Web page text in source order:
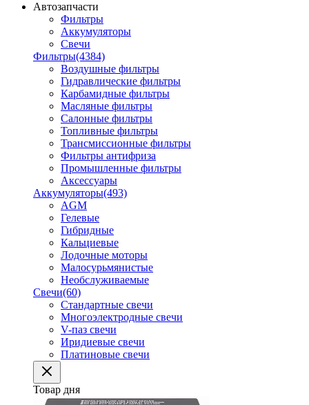
Автозапчасти
Фильтры
Аккумуляторы
Свечи
Фильтры(4384)
Воздушные фильтры
Гидравлические фильтры
Карбамидные фильтры
Масляные фильтры
Салонные фильтры
Топливные фильтры
Трансмиссионные фильтры
Фильтры антифриза
Промышленные фильтры
Аксессуары
Аккумуляторы(493)
AGM
Гелевые
Гибридные
Кальциевые
Лодочные моторы
Малосурьмянистые
Необслуживаемые
Свечи(60)
Стандартные свечи
Многоэлектродные свечи
V-паз свечи
Иридиевые свечи
Платиновые свечи
Товар дня